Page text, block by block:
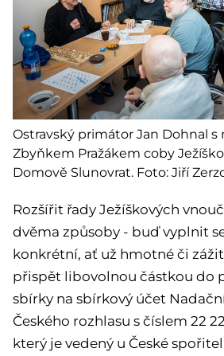
Ostravský primátor Jan Dohnal
Zbyňkem Pražákem coby
Domově Slunovrat. Foto: Jiří
Rozšířit řady Ježíškových
dvěma způsoby - buď vyplnit
konkrétní, ať už hmotné či
přispět libovolnou částkou do
sbírky na sbírkový účet
Českého rozhlasu s číslem 22
který je vedený u České